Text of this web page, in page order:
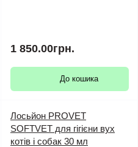
1 850.00грн.
До кошика
Лосьйон PROVET
SOFTVET для гігієни вух
котів і собак 30 мл